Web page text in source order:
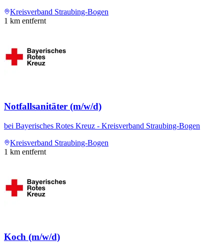
Kreisverband Straubing-Bogen
1 km entfernt
Notfallsanitäter (m/w/d)
bei Bayerisches Rotes Kreuz - Kreisverband Straubing-Bogen
Kreisverband Straubing-Bogen
1 km entfernt
Koch (m/w/d)